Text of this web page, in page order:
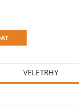
VELETRHY